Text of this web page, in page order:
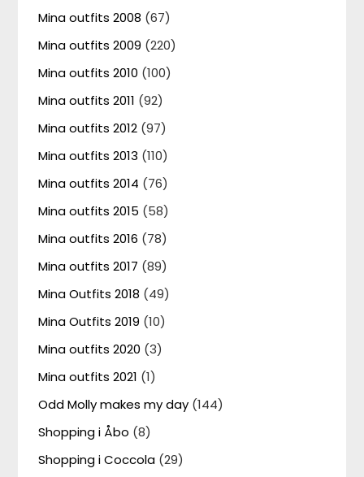
Mina outfits 2008 (67)
Mina outfits 2009 (220)
Mina outfits 2010 (100)
Mina outfits 2011 (92)
Mina outfits 2012 (97)
Mina outfits 2013 (110)
Mina outfits 2014 (76)
Mina outfits 2015 (58)
Mina outfits 2016 (78)
Mina outfits 2017 (89)
Mina Outfits 2018 (49)
Mina Outfits 2019 (10)
Mina outfits 2020 (3)
Mina outfits 2021 (1)
Odd Molly makes my day (144)
Shopping i Åbo (8)
Shopping i Coccola (29)